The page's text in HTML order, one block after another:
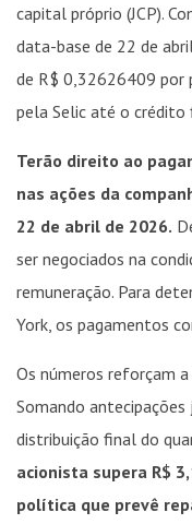
capital próprio (JCP).
data-base de 22 de
de R$ 0,32626409 por
pela Selic até o crédito
Terão direito ao
nas ações da
22 de abril de 2026.
ser negociados na
remuneração. Para
York, os pagamentos
Os números reforçam
Somando
distribuição final do
acionista supera R$
política que prevê